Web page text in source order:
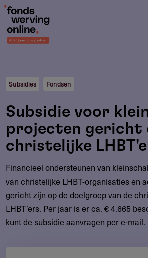
Overslaan
naar
de
Subsidies Fondsen
Subsidie voor
projecten gericht
christelijke
Financieel ondersteunen van
van christelijke LHBT-organisaties en
gericht zijn op de doelgroep van de
LHBT’ers. Per jaar is er ca. € 4.665
kunt de subsidie aanvragen per e-mail.